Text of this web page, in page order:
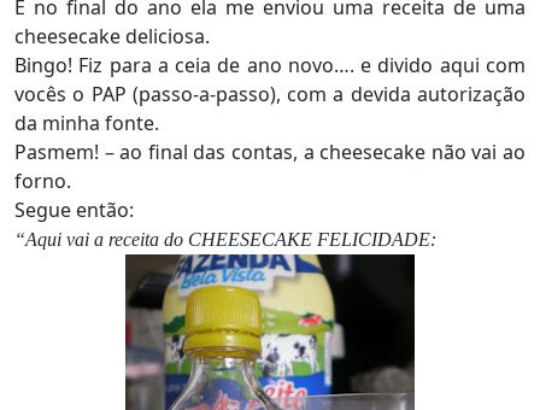
E no final do ano ela me enviou uma receita de uma
cheesecake deliciosa.
Bingo! Fiz para a ceia de ano novo…. e divido aqui com
vocês o PAP (passo-a-passo), com a devida autorização
da minha fonte.
Pasmem! – ao final das contas, a cheesecake não vai ao
forno.
Segue então:
“Aqui vai a receita do CHEESECAKE FELICIDADE: